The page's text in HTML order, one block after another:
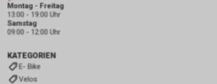
KATEGORIEN
E- Bike
Velos
Montag - Freitag
13:00 - 19:00 Uhr
Samstag
09:00 - 12:00 Uhr